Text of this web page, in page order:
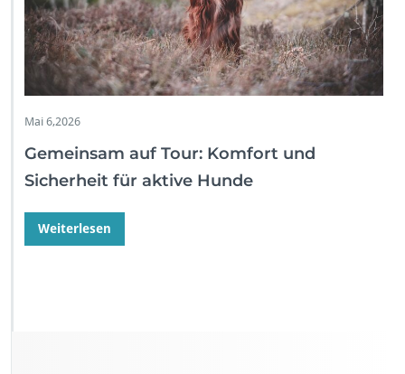
Mai 6,2026
Gemeinsam auf Tour: Komfort und
Sicherheit für aktive Hunde
Weiterlesen